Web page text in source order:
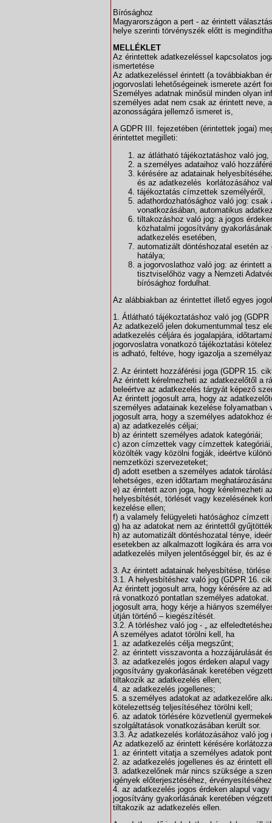
Bírósághoz
Magyarországon a pert - az érintett
helye szerinti törvényszék előtt is
MELLÉKLET
Az érintettek adatkezeléssel kapcsolatos
ismertetése
Az adatkezeléssel érintett (a továbbiakban
jogorvoslati lehetőségeinek ismerete azért
Személyes adatnak minősül minden olyan
személyes adat nem csak az érintett neve,
azonosságára jellemző ismeret is,
A GDPR III. fejezetében (érintettek jogai)
érintettet megilleti:
az átlátható tájékoztatáshoz való jog,
a személyes adataihoz való
kérésére az adatainak
és az adatkezelés korlátozásához
tájékoztatás címzettek személyéről,
adathordozhatósághoz való jog:
vonatkozásában, automatikus
tiltakozáshoz való jog: a jogos
közhatalmi jogosítvány
adatkezelés esetében,
automatizált döntéshozatal esetén
hatálya;
a jogorvoslathoz való jog: az érintett
tisztviselőhöz vagy a Nemzeti
bírósághoz fordulhat.
Az alábbiakban az érintettet illető egyes
1. Átlátható tájékoztatáshoz való jog (GDPR
Az adatkezelő jelen dokumentummal tesz
adatkezelés céljára és jogalapjára,
jogorvoslatra vonatkozó tájékoztatási
is adható, feltéve, hogy igazolja a
2. Az érintett hozzáférési joga (GDPR 15.
Az érintett kérelmezheti az adatkezelőtől a
beleértve az adatkezelés tárgyát képező
Az érintett jogosult arra, hogy az
személyes adatainak kezelése
jogosult arra, hogy a személyes adatokhoz
a) az adatkezelés céljai;
b) az érintett személyes adatok kategóriái;
c) azon címzettek vagy címzettek
közölték vagy közölni fogják, ideértve
nemzetközi szervezeteket;
d) adott esetben a személyes adatok
lehetséges, ezen időtartam
e) az érintett azon joga, hogy kérelmezheti
helyesbítését, törlését vagy kezelésének
kezelése ellen;
f) a valamely felügyeleti hatósághoz címzett
g) ha az adatokat nem az érintettől
h) az automatizált döntéshozatal ténye,
esetekben az alkalmazott logikára és arra
adatkezelés milyen jelentőséggel bír, és az
3. Az érintett adatainak helyesbítése,
3.1. A helyesbítéshez való jog (GDPR 16.
Az érintett jogosult arra, hogy kérésére az
rá vonatkozó pontatlan személyes
jogosult arra, hogy kérje a hiányos
útján történő – kiegészítését.
3.2. A törléshez való jog - „ az
A személyes adatot törölni kell, ha
1. az adatkezelés célja megszűnt;
2. az érintett visszavonta a hozzájárulását
3. az adatkezelés jogos érdeken alapul
jogosítvány gyakorlásának keretében
tiltakozik az adatkezelés ellen;
4. az adatkezelés jogellenes;
5. a személyes adatokat az adatkezelőre
kötelezettség teljesítéséhez törölni kell;
6. az adatok törlésére közvetlenül
szolgáltatások vonatkozásában került sor.
3.3. Az adatkezelés korlátozásához való jog
Az adatkezelő az érintett kérésére
1. az érintett vitatja a személyes adatok
2. az adatkezelés jogellenes és az érintett
3. adatkezelőnek már nincs szüksége a
igények előterjesztéséhez,
4. az adatkezelés jogos érdeken alapul
jogosítvány gyakorlásának keretében
tiltakozik az adatkezelés ellen.